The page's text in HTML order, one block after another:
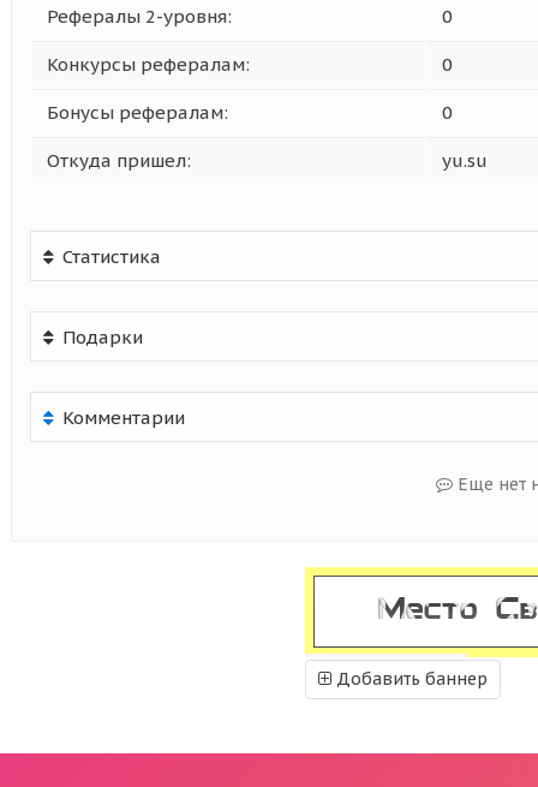
Рефералы 2-уровня: 0
Конкурсы рефералам: 0
Бонусы рефералам: 0
Откуда пришел: yu.su
Статистика
Подарки
Комментарии
Еще нет
Добавить баннер